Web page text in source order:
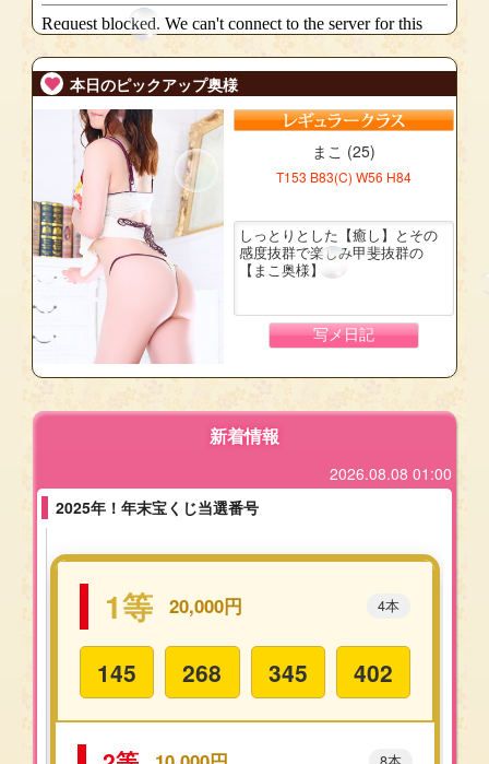
本日のピックアップ奥様
まこ (25)
T153 B83(C) W56 H84
しっとりとした【癒し】とその
感度抜群で楽しみ甲斐抜群の
【まこ奥様】
写メ日記
新着情報
2026.08.08 01:00
2025年！年末宝くじ当選番号
1等 20,000円 4本
145 268 345 402